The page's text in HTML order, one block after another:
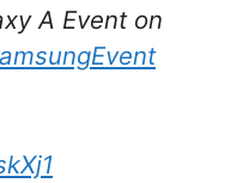
A Event on